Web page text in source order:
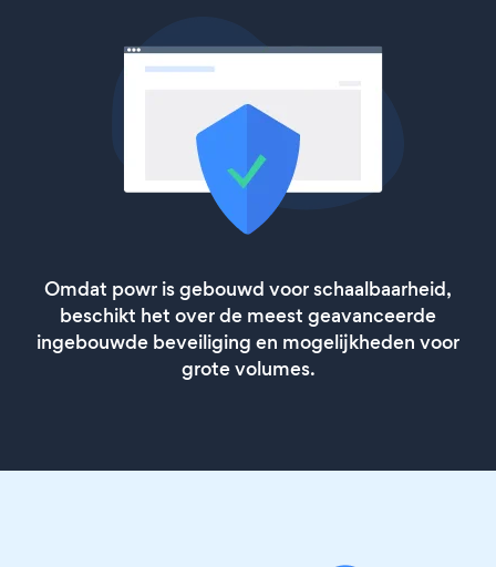
Omdat powr is gebouwd voor schaalbaarheid,
beschikt het over de meest geavanceerde
ingebouwde beveiliging en mogelijkheden voor
grote volumes.